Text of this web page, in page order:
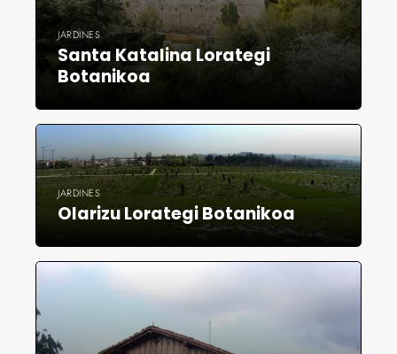
JARDINES
Santa Katalina Lorategi
Botanikoa
JARDINES
Olarizu Lorategi Botanikoa